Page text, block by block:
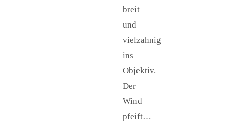
breit
und
vielzahnig
ins
Objektiv.
Der
Wind
pfeift…